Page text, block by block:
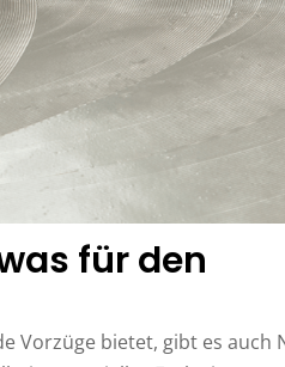
für den
Vorzüge bietet, gibt es auch